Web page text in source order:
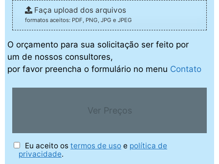
Faça upload dos arquivos
formatos aceitos: PDF, PNG, JPG e JPEG
O orçamento para sua solicitação ser feito por
um de nossos consultores,
por favor preencha o formulário no menu Contato
Ver Preços
Eu aceito os termos de uso e política de
privacidade.